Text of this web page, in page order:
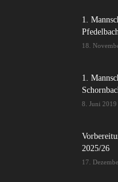
1.
18.
1.
8. Juni 2019
2025/26
17.